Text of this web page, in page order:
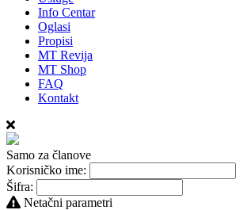
Info Centar
Oglasi
Propisi
MT Revija
MT Shop
FAQ
Kontakt
Samo za članove
Korisničko ime:
Šifra:
Netačni parametri